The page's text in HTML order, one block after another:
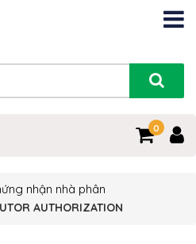
0
nhận nhà phân
AUTHORIZATION